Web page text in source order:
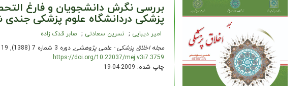
بررسی نگرش دانشجویان و فارغ
پزشکی دردانشگاه علوم پزشکی جندی
امیر دیبایی نسرین سعادتی
صابر قدک زاده
مجله اخلاق پزشکی - علمی پژوهشی, دوره 3 شماره 7 (1388), 19 آبان 2012
https://doi.org/10.22037/mej.v3i7.3759
چاپ شده:2009-04-19